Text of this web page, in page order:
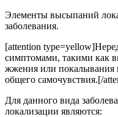
Элементы высыпаний
заболевания.
[attention
симптомами, такими как
жжения или покалывания
общего самочувствия.[/
Для данного вида
локализации являются: